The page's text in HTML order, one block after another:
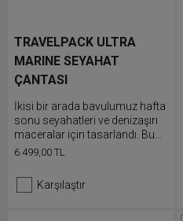
TRAVELPACK ULTRA
MARINE SEYAHAT
ÇANTASI
İkisi bir arada bavulumuz hafta
sonu seyahatleri ve denizaşırı
maceralar için tasarlandı. Bu
çok yönlü çanta, ayarlanabilir
çantası olarak taşınabilir veya
taşıma sapları ile duffle çanta
6.499,00 TL
Karşılaştır